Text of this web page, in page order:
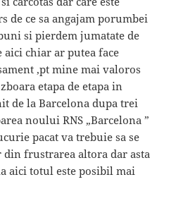
de ce sa angajam porumbei
si pierdem jumatate de
chiar ar putea face
,pt mine mai valoros
etapa de etapa in
de la Barcelona dupa trei
noului RNS „Barcelona ”
pacat va trebuie sa se
din frustrarea altora dar asta
aici totul este posibil mai